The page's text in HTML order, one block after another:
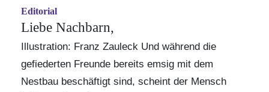
Editorial
Liebe Nachbarn,
Illustration: Franz Zauleck Und während die
gefiederten Freunde bereits emsig mit dem
Nestbau beschäftigt sind, scheint der Mensch